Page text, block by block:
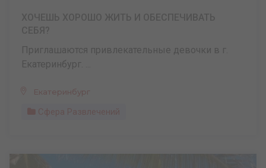
Приглашаются привлекательные девочки в г.
Екатеринбург. ...
Екатеринбург
Сфера Развлечений